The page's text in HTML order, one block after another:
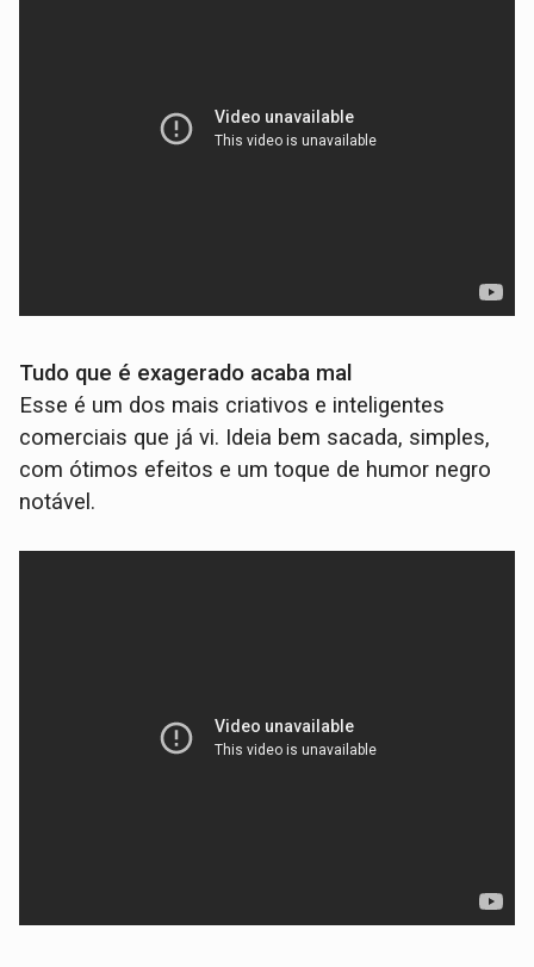
Tudo que é exagerado acaba mal
Esse é um dos mais criativos e inteligentes
comerciais que já vi. Ideia bem sacada, simples,
com ótimos efeitos e um toque de humor negro
notável.